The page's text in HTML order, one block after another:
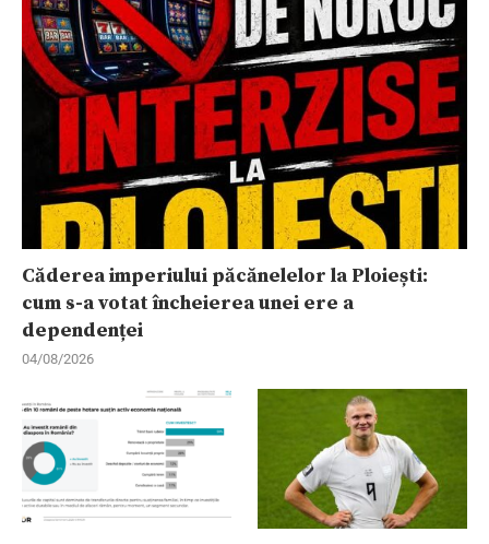
Căderea imperiului păcănelelor la Ploiești:
cum s-a votat încheierea unei ere a
dependenței
04/08/2026